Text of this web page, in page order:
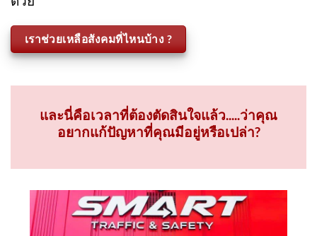
เหลือ ขอบพระคุณลูกค้าที่สนับสนุนเรามีใน ณ ที่นี่
ด้วย
และนี่คือเวลาที่ต้องตัดสินใจแล้ว.....ว่าคุณ